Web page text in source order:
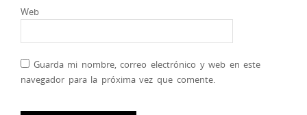
Web
Guarda mi nombre, correo electrónico y web en este
navegador para la próxima vez que comente.